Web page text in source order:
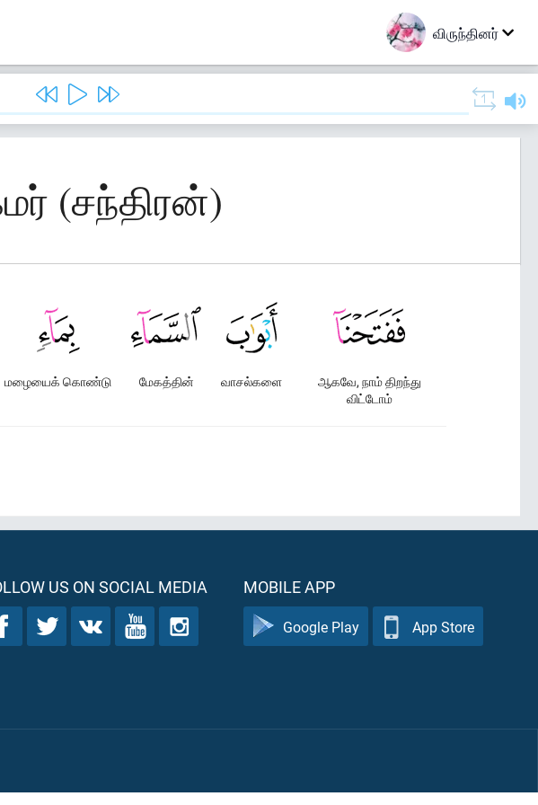
விருந்தினர்
(சந்திரன்)
ஆகவே, நாம் திறந்து
விட்டோம்
வாசல்களை
மேகத்தின்
மழையைக் கொண்டு
US ON SOCIAL MEDIA MOBILE APP
Google Play App Store